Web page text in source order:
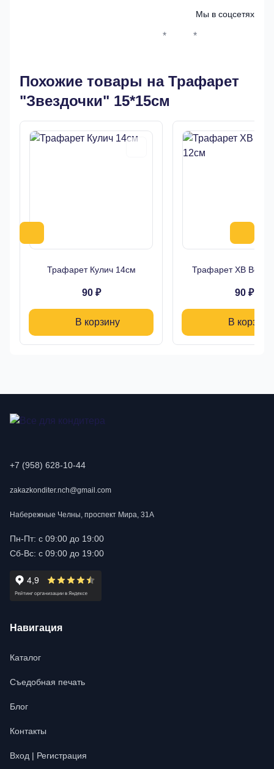
Мы в соцсетях
* *
Похожие товары на Трафарет
"Звездочки" 15*15см
Трафарет Кулич 14см
90 ₽
В корзину
Трафарет ХВ
90 ₽
В корзину
+7 (958) 628-10-44
zakazkonditer.nch@gmail.com
Набережные Челны, проспект Мира, 31А
Пн-Пт: с 09:00 до 19:00
Сб-Вс: с 09:00 до 19:00
Навигация
Каталог
Съедобная печать
Блог
Контакты
Вход | Регистрация